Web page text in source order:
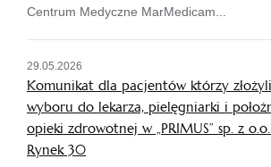
Centrum Medyczne MarMedicam...
29.05.2026
Komunikat dla pacjentów którzy
wyboru do lekarza, pielęgniarki i
opieki zdrowotnej w „PRIMUS” sp. z
Rynek 30